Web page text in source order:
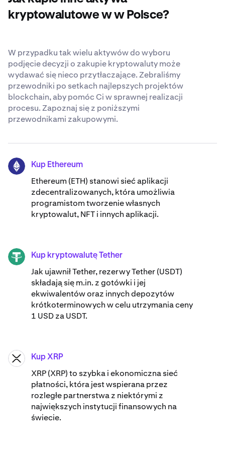
swoje Bitcoin. Dowiedz się o naszychcieszących się
uznaniem na całym świecie standardach
kryptowalutowe w w Polsce?
W przypadku tak wielu aktywów do wyboru
podjęcie decyzji o zakupie kryptowaluty może
wydawać się nieco przytłaczające. Zebraliśmy
przewodniki po setkach najlepszych projektów
blockchain, aby pomóc Ci w sprawnej realizacji
procesu. Zapoznaj się z poniższymi
przewodnikami zakupowymi.
ETH Kup Ethereum
Ethereum (ETH) stanowi sieć aplikacji
zdecentralizowanych, która umożliwia
programistom tworzenie własnych
kryptowalut, NFT i innych aplikacji.
USDT Kup kryptowalutę Tether
Jak ujawnił Tether, rezerwy Tether (USDT)
składają się m.in. z gotówki i jej
ekwiwalentów oraz innych depozytów
krótkoterminowych w celu utrzymania ceny
1 USD za USDT.
XRP Kup XRP
XRP (XRP) to szybka i ekonomiczna sieć
płatności, która jest wspierana przez
rozległe partnerstwa z niektórymi z
największych instytucji finansowych na
świecie.